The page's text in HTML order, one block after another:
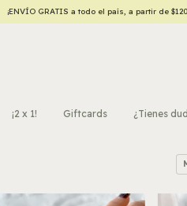
🇦🇷 VAMOS ARGENTINA 🇦🇷 20% OFF
¡2 x 1! Giftcards ¿Tienes